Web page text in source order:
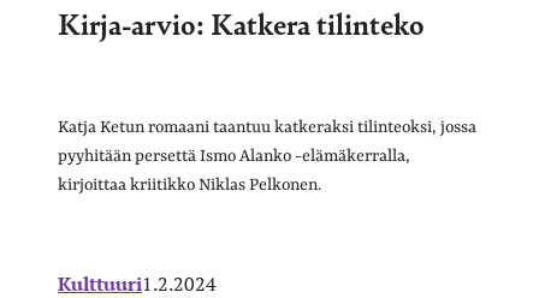
Kirja-arvio: Katkera tilinteko
Katja Ketun romaani taantuu katkeraksi tilinteoksi, jossa
pyyhitään persettä Ismo Alanko -elämäkerralla,
kirjoittaa kriitikko Niklas Pelkonen.
Kulttuuri1.2.2024